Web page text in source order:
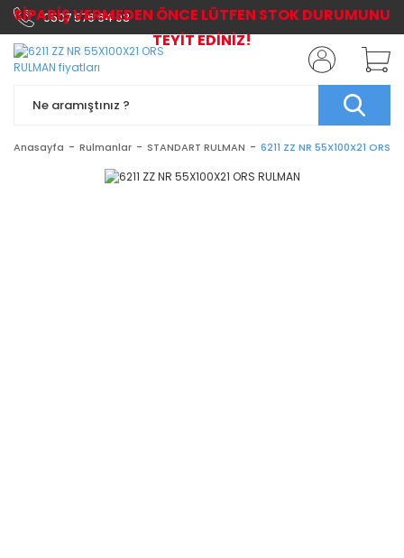
0507 576 64 03
Anasayfa Rulmanlar STANDART RULMAN 6211 ZZ NR 55X100X21 ORS
SİPARİŞ VERMEDEN ÖNCE LÜTFEN STOK DURUMUNU
TEYİT EDİNİZ!